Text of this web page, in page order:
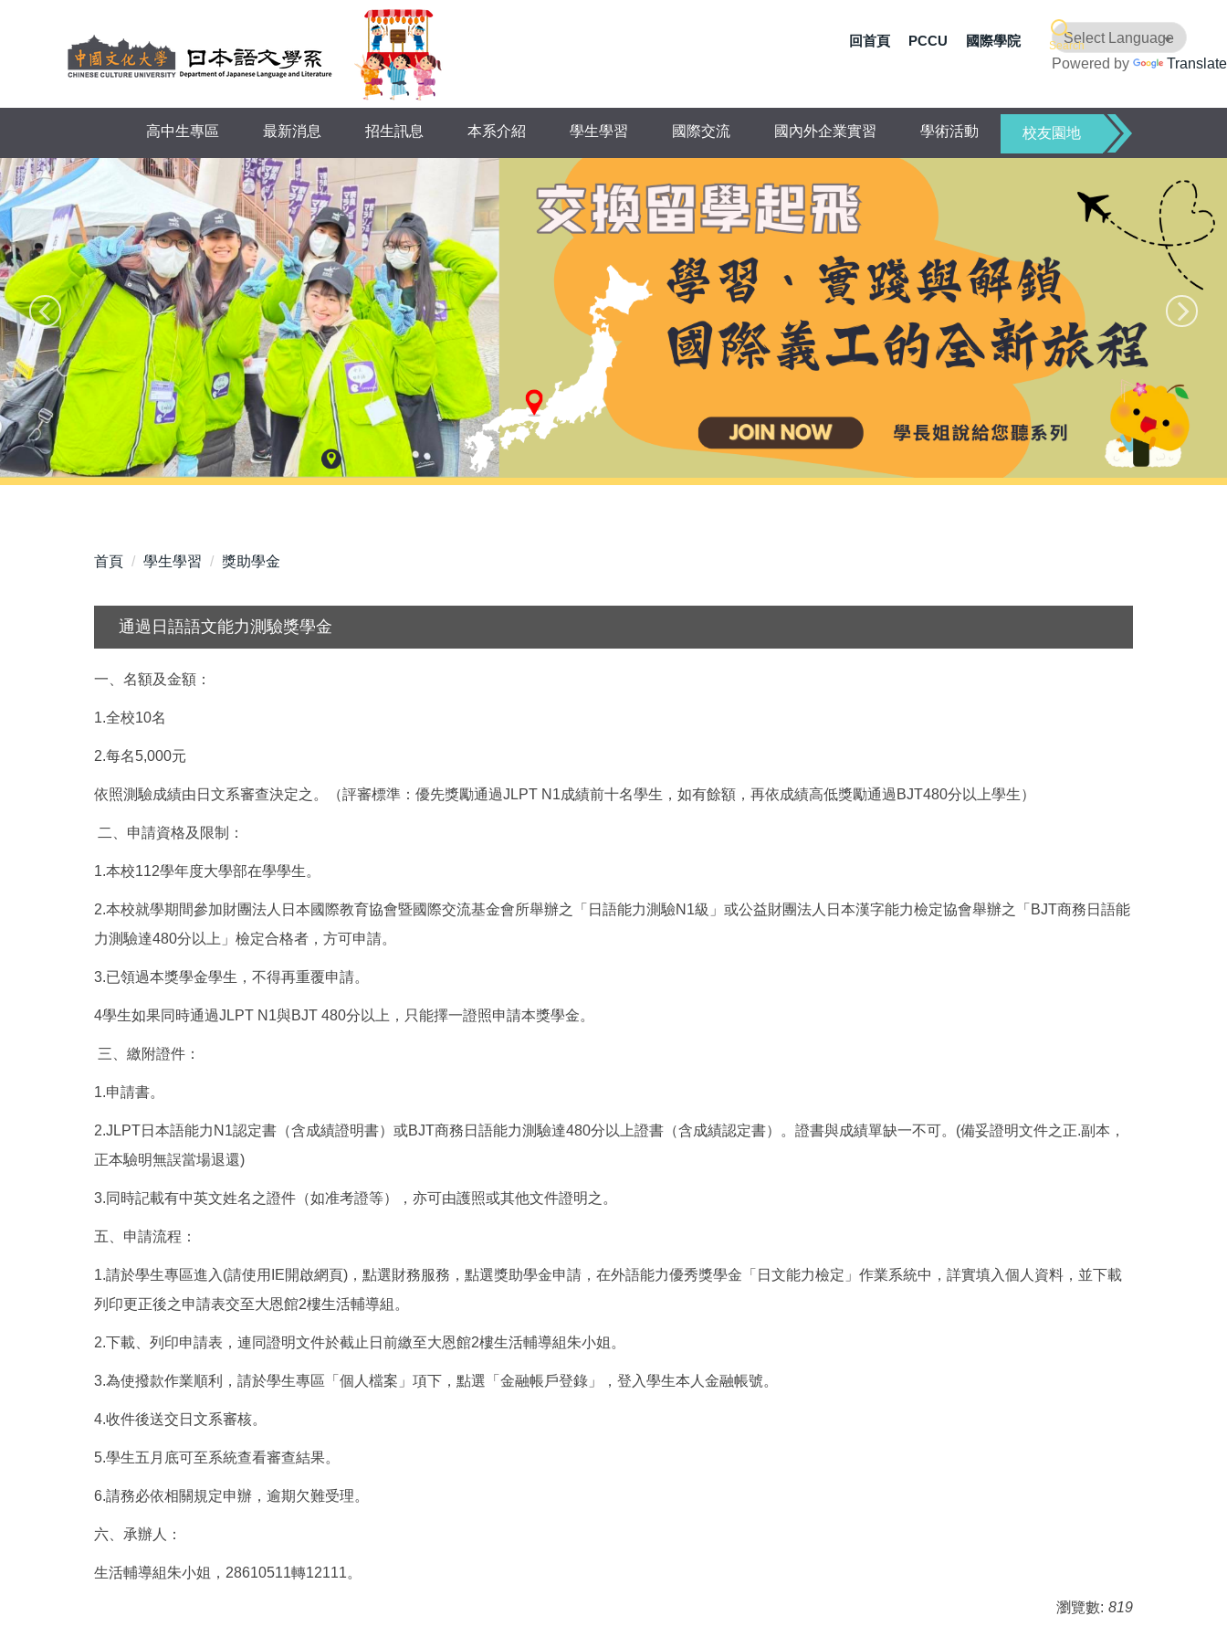
Powered by Translate
Search
回首頁 PCCU 國際學院
高中生專區 最新消息 招生訊息 本系介紹 學生學習 國際交流 國內外企業實習 學術活動 校友園地
首頁 學生學習 獎助學金
通過日語語文能力測驗獎學金
一、名額及金額：
1.全校10名
2.每名5,000元
依照測驗成績由日文系審查決定之。（評審標準：優先獎勵通過JLPT N1成績前十名學生，如有餘額，再依成績高低獎勵通過BJT480分以上學生）
二、申請資格及限制：
1.本校112學年度大學部在學學生。
2.本校就學期間參加財團法人日本國際教育協會暨國際交流基金會所舉辦之「日語能力測驗N1級」或公益財團法人日本漢字能力檢定協會舉辦之「BJT商務日語能
力測驗達480分以上」檢定合格者，方可申請。
3.已領過本獎學金學生，不得再重覆申請。
4學生如果同時通過JLPT N1與BJT 480分以上，只能擇一證照申請本獎學金。
三、繳附證件：
1.申請書。
2.JLPT日本語能力N1認定書（含成績證明書）或BJT商務日語能力測驗達480分以上證書（含成績認定書）。證書與成績單缺一不可。(備妥證明文件之正.副本，
正本驗明無誤當場退還)
3.同時記載有中英文姓名之證件（如准考證等），亦可由護照或其他文件證明之。
五、申請流程：
1.請於學生專區進入(請使用IE開啟網頁)，點選財務服務，點選獎助學金申請，在外語能力優秀獎學金「日文能力檢定」作業系統中，詳實填入個人資料，並下載
列印更正後之申請表交至大恩館2樓生活輔導組。
2.下載、列印申請表，連同證明文件於截止日前繳至大恩館2樓生活輔導組朱小姐。
3.為使撥款作業順利，請於學生專區「個人檔案」項下，點選「金融帳戶登錄」，登入學生本人金融帳號。
4.收件後送交日文系審核。
5.學生五月底可至系統查看審查結果。
6.請務必依相關規定申辦，逾期欠難受理。
六、承辦人：
生活輔導組朱小姐，28610511轉12111。
瀏覽數: 819